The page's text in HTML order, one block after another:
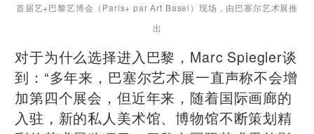
首届艺+巴黎艺博会（Paris+ par Art Basel）现场， 由巴塞尔艺术展推
出
对于为什么选择进入巴黎，Marc Spiegler谈
到：“多年来，巴塞尔艺术展一直声称不会增
加第四个展会，但近年来，随着国际画廊的
入驻，新的私人美术馆、博物馆不断策划精